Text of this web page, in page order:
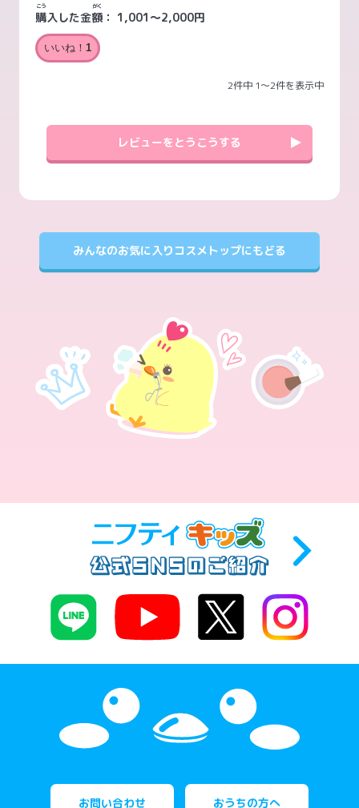
購
こう
入した金額
がく
： 1,001～2,000円
いいね！ 1
2件中 1〜2件を表示中
レビューをとうこうする
みんなのお気に入りコスメトップにもどる
お問い合わせ おうちの方へ